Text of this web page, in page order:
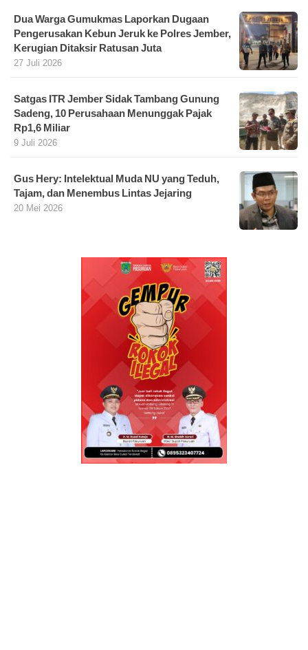
Dua Warga Gumukmas Laporkan Dugaan
Pengerusakan Kebun Jeruk ke Polres Jember,
Kerugian Ditaksir Ratusan Juta
27 Juli 2026
Satgas ITR Jember Sidak Tambang Gunung
Sadeng, 10 Perusahaan Menunggak Pajak
Rp1,6 Miliar
9 Juli 2026
Gus Hery: Intelektual Muda NU yang Teduh,
Tajam, dan Menembus Lintas Jejaring
20 Mei 2026